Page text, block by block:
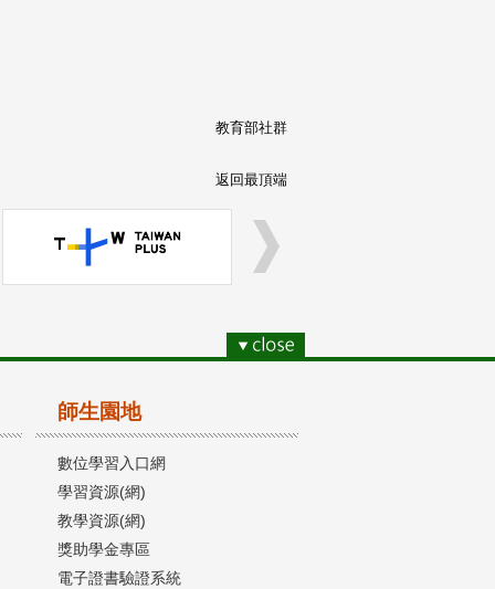
教育部社群
返回最頂端
師生園地
數位學習入口網
學習資源(網)
教學資源(網)
獎助學金專區
電子證書驗證系統